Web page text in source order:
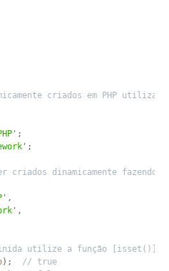
criados em PHP
;
;
criados dinamicamente fazendo
,
,
utilize a função [isset()]
) ;
// true